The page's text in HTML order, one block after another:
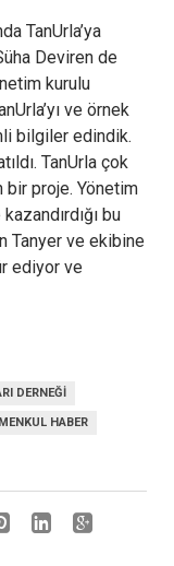
TanUrla’ya
Deviren de
kurulu
ve örnek
bilgiler edindik.
TanUrla çok
bir proje. Yönetim
bu
Tanyer ve ekibine
ediyor ve
DERNEĞI
HABER